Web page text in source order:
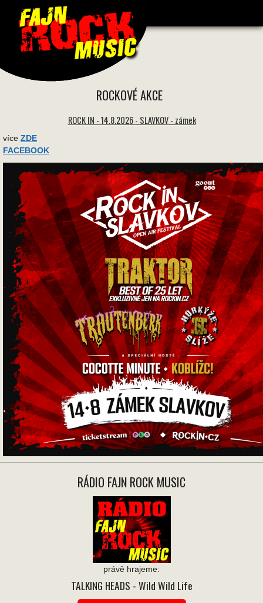
ROCKOVÉ AKCE
ROCK IN - 14.8.2026 - SLAVKOV - zámek
více ZDE
FACEBOOK
RÁDIO FAJN ROCK MUSIC
právě hrajeme:
TALKING HEADS - Wild Wild Life